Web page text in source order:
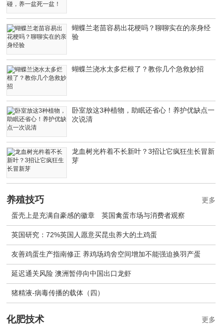
蝴蝶兰老苗容易出花梗吗？聊聊实在的亲身经
验
蝴蝶兰浇水太多烂根了？教你几个急救妙招
卧室放这3种植物，助眠还省心！养护优缺点一
次说清
龙血树光杵着不长新叶？3招让它疯狂生长冒新
芽
养殖技巧
蛋壳上是充满自豪感的徽章 英国禽蛋市场与消费者观察
英国研究：72%英国人愿意买昆虫养大的土鸡蛋
友善鸡蛋生产指南修正 养鸡场鸡舍空间增加不能强迫换羽产蛋
延迟通关风险 澳洲暂停向中国出口龙虾
猪精液-病毒传播的载体（四）
更多
化肥技术 更多